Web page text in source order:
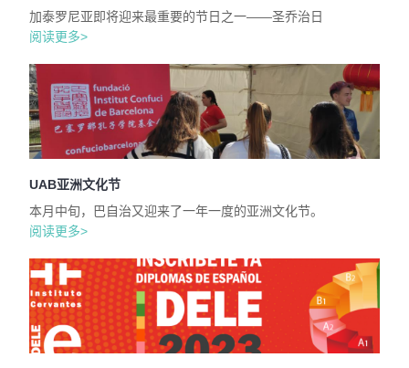
加泰罗尼亚即将迎来最重要的节日之一——圣乔治日
阅读更多>
UAB亚洲文化节
本月中旬，巴自治又迎来了一年一度的亚洲文化节。
阅读更多>